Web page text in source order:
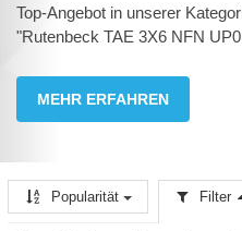
Top-Angebot in unserer
"Rutenbeck TAE 3X6 NFN
MEHR ERFAHREN
Popularität Filter